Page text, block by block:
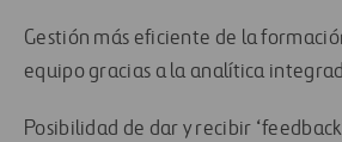
Gestión más eficiente de la
equipo gracias a la analítica
Posibilidad de dar y recibir